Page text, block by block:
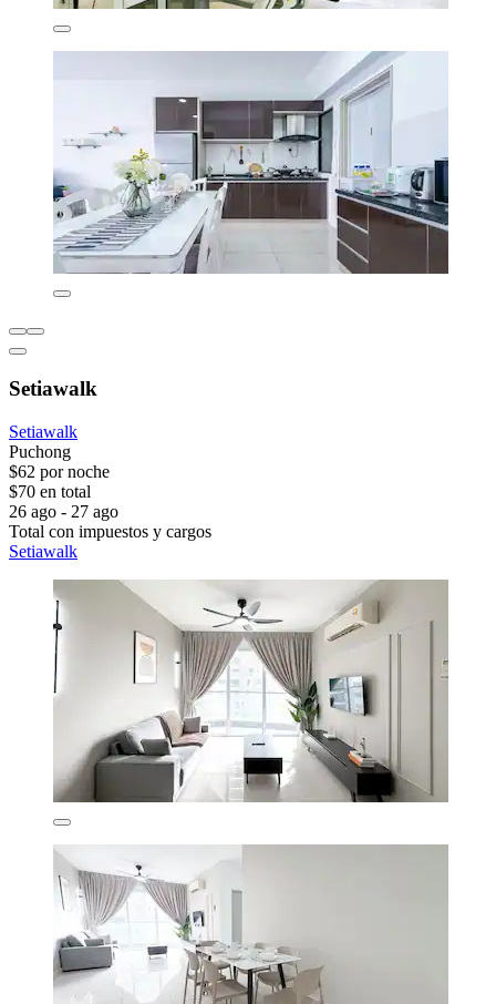
Setiawalk
Setiawalk
Puchong
$62 por noche
$70 en total
26 ago - 27 ago
Total con impuestos y cargos
Setiawalk